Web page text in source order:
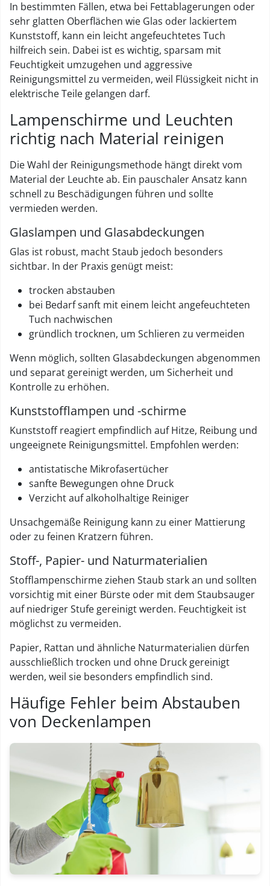
In bestimmten Fällen, etwa bei Fettablagerungen oder
sehr glatten Oberflächen wie Glas oder lackiertem
Kunststoff, kann ein leicht angefeuchtetes Tuch
hilfreich sein. Dabei ist es wichtig, sparsam mit
Feuchtigkeit umzugehen und aggressive
Reinigungsmittel zu vermeiden, weil Flüssigkeit nicht in
elektrische Teile gelangen darf.
Lampenschirme und Leuchten
richtig nach Material reinigen
Die Wahl der Reinigungsmethode hängt direkt vom
Material der Leuchte ab. Ein pauschaler Ansatz kann
schnell zu Beschädigungen führen und sollte
vermieden werden.
Glaslampen und Glasabdeckungen
Glas ist robust, macht Staub jedoch besonders
sichtbar. In der Praxis genügt meist:
trocken abstauben
bei Bedarf sanft mit einem leicht angefeuchteten
Tuch nachwischen
gründlich trocknen, um Schlieren zu vermeiden
Wenn möglich, sollten Glasabdeckungen abgenommen
und separat gereinigt werden, um Sicherheit und
Kontrolle zu erhöhen.
Kunststofflampen und -schirme
Kunststoff reagiert empfindlich auf Hitze, Reibung und
ungeeignete Reinigungsmittel. Empfohlen werden:
antistatische Mikrofasertücher
sanfte Bewegungen ohne Druck
Verzicht auf alkoholhaltige Reiniger
Unsachgemäße Reinigung kann zu einer Mattierung
oder zu feinen Kratzern führen.
Stoff-, Papier- und Naturmaterialien
Stofflampenschirme ziehen Staub stark an und sollten
vorsichtig mit einer Bürste oder mit dem Staubsauger
auf niedriger Stufe gereinigt werden. Feuchtigkeit ist
möglichst zu vermeiden.
Papier, Rattan und ähnliche Naturmaterialien dürfen
ausschließlich trocken und ohne Druck gereinigt
werden, weil sie besonders empfindlich sind.
Häufige Fehler beim Abstauben
von Deckenlampen